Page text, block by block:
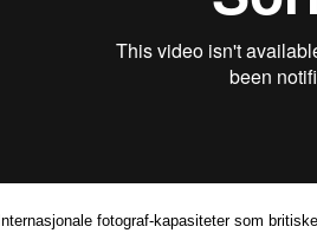
Internasjonale fotograf-kapasiteter som